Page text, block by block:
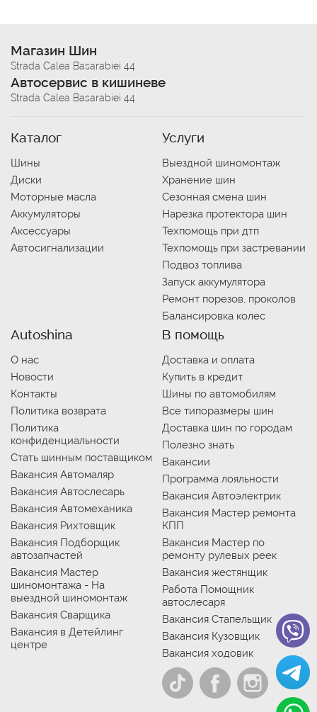
Магазин Шин
Strada Calea Basarabiei 44
Автосервис в кишиневе
Strada Calea Basarabiei 44
Каталог
Шины
Диски
Моторные масла
Аккумуляторы
Аксессуары
Автосигнализации
Услуги
Выездной шиномонтаж
Хранение шин
Сезонная смена шин
Нарезка протектора шин
Техпомощь при дтп
Техпомощь при застревании
Подвоз топлива
Запуск аккумулятора
Ремонт порезов, проколов
Балансировка колес
Autoshina
О нас
Новости
Контакты
Политика возврата
Политика
конфиденциальности
Стать шинным поставщиком
Вакансия Автомаляр
Вакансия Автослесарь
Вакансия Автомеханика
Вакансия Рихтовщик
Вакансия Подборщик
автозапчастей
Вакансия Мастер
шиномонтажа - На
выездной шиномонтаж
Вакансия Сварщика
Вакансия в Детейлинг
центре
В помощь
Доставка и оплата
Купить в кредит
Шины по автомобилям
Все типоразмеры шин
Доставка шин по городам
Полезно знать
Вакансии
Программа лояльности
Вакансия Автоэлектрик
Вакансия Мастер ремонта
КПП
Вакансия Мастер по
ремонту рулевых реек
Вакансия жестянщик
Работа Помощник
автослесаря
Вакансия Стапельщик
Вакансия Кузовщик
Вакансия ходовик